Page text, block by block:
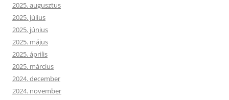
2025. augusztus
2025. július
2025. június
2025. május
2025. április
2025. március
2024. december
2024. november